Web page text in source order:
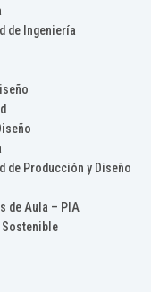
de Ingeniería
de Producción y Diseño
de Aula – PIA